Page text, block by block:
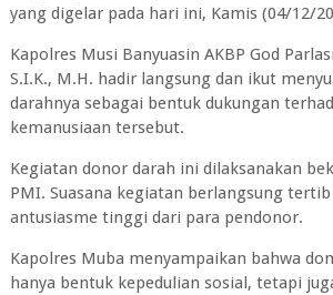
yang digelar pada hari ini, Kamis (04/12/
Kapolres Musi Banyuasin AKBP God
S.I.K., M.H. hadir langsung dan ikut
darahnya sebagai bentuk dukungan
kemanusiaan tersebut.
Kegiatan donor darah ini dilaksanakan
PMI. Suasana kegiatan berlangsung
antusiasme tinggi dari para pendonor.
Kapolres Muba menyampaikan bahwa
hanya bentuk kepedulian sosial, tetapi